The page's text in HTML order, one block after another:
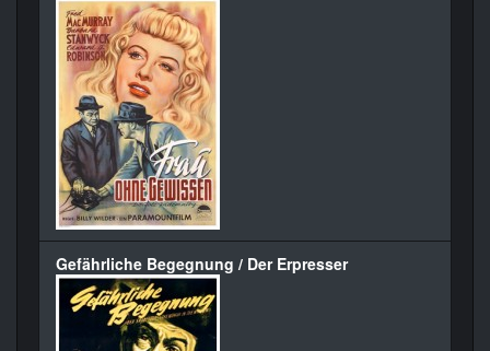
Gefährliche Begegnung / Der Erpresser